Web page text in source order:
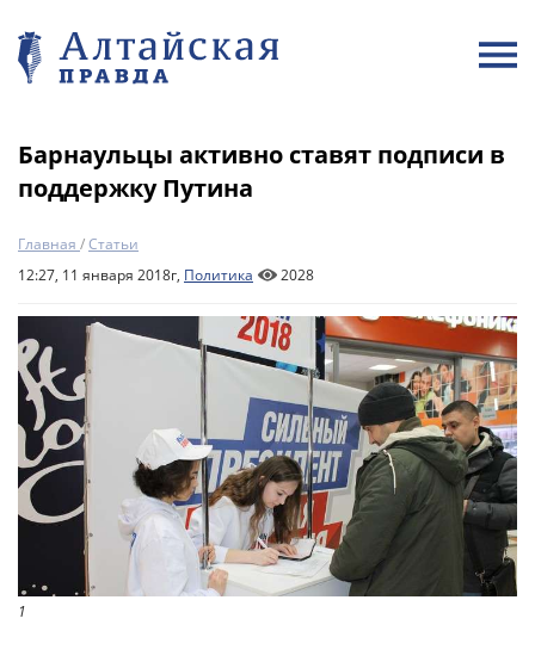
Барнаульцы активно ставят подписи в
поддержку Путина
Главная /Статьи
12:27, 11 января 2018г, Политика 2028
1